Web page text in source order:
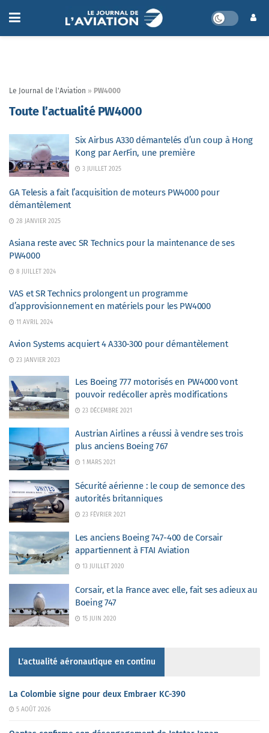
Le Journal de l'Aviation » PW4000
Toute l’actualité PW4000
Six Airbus A330 démantelés d’un coup à Hong
Kong par AerFin, une première
3 JUILLET 2025
GA Telesis a fait l’acquisition de moteurs PW4000 pour
démantèlement
28 JANVIER 2025
Asiana reste avec SR Technics pour la maintenance de ses
PW4000
8 JUILLET 2024
VAS et SR Technics prolongent un programme
d’approvisionnement en matériels pour les PW4000
11 AVRIL 2024
Avion Systems acquiert 4 A330-300 pour démantèlement
23 JANVIER 2023
Les Boeing 777 motorisés en PW4000 vont
pouvoir redécoller après modifications
23 DÉCEMBRE 2021
Austrian Airlines a réussi à vendre ses trois
plus anciens Boeing 767
1 MARS 2021
Sécurité aérienne : le coup de semonce des
autorités britanniques
23 FÉVRIER 2021
Les anciens Boeing 747-400 de Corsair
appartiennent à FTAI Aviation
13 JUILLET 2020
Corsair, et la France avec elle, fait ses adieux au
Boeing 747
15 JUIN 2020
L'actualité aéronautique en continu
La Colombie signe pour deux Embraer KC-390
5 AOÛT 2026